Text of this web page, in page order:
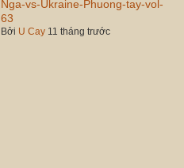
Nga-vs-Ukraine-Phuong-tay-vol-
63
Bởi U Cay 11 tháng trước